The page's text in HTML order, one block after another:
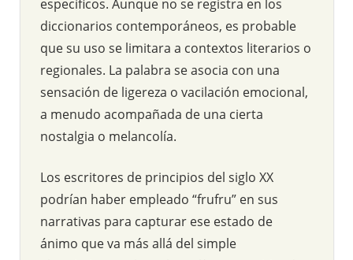
específicos. Aunque no se registra en los
diccionarios contemporáneos, es probable
que su uso se limitara a contextos literarios o
regionales. La palabra se asocia con una
sensación de ligereza o vacilación emocional,
a menudo acompañada de una cierta
nostalgia o melancolía.
Los escritores de principios del siglo XX
podrían haber empleado “frufru” en sus
narrativas para capturar ese estado de
ánimo que va más allá del simple